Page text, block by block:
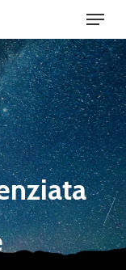
Menu
Close
Menu